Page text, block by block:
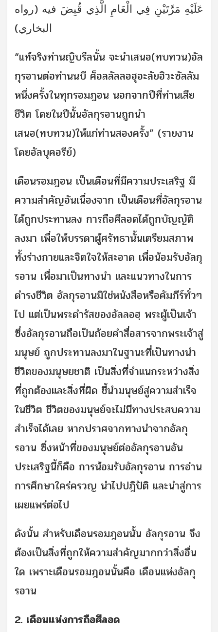
عَلَيْهِ مَرَّتَيْنِ فِي الْعَامِ الَّذِي قُبِضَ فيه (رواه
البخاري)
“แท้จริงท่านญิบรีลนั้น จะนำเสนอ(ทบทวน)อัล
กุรอานต่อท่านนบี ศ็อลลัลลอฮุอะลัยฮิวะซัลลัม
หนึ่งครั้งในทุกรอมฎอน นอกจากปีที่ท่านเสีย
ชีวิต โดยในปีนั้นอัลกุรอานถูกนำ
เสนอ(ทบทวน)ให้แก่ท่านสองครั้ง” (รายงาน
โดยอัลบุคอรีย์)
เดือนรอมฎอน เป็นเดือนที่มีความประเสริฐ มี
ความสำคัญอันเนื่องจาก เป็นเดือนที่อัลกุรอาน
ได้ถูกประทานลง การถือศีลอดได้ถูกบัญญัติ
ลงมา เพื่อให้บรรดาผู้ศรัทธานั้นเตรียมสภาพ
ทั้งร่างกายและจิตใจให้สะอาด เพื่อน้อมรับอัลกุ
รอาน เพื่อมาเป็นทางนำ และแนวทางในการ
ดำรงชีวิต อัลกุรอานมิใช่หนังสือหรือคัมภีร์ทั่วๆ
ไป แต่เป็นพระดำรัสของอัลลอฮฺ พระผู้เป็นเจ้า
ซึ่งอัลกุรอานถือเป็นถ้อยคำสื่อสารจากพระเจ้าสู่
มนุษย์ ถูกประทานลงมาในฐานะที่เป็นทางนำ
ชีวิตของมนุษยชาติ เป็นสิ่งที่จำแนกระหว่างสิ่ง
ที่ถูกต้องและสิ่งที่ผิด ชี้นำมนุษย์สู่ความสำเร็จ
ในชีวิต ชีวิตของมนุษย์จะไม่มีทางประสบความ
สำเร็จได้เลย หากปราศจากทางนำจากอัลกุ
รอาน ซึ่งหน้าที่ของมนุษย์ต่ออัลกุรอานอัน
ประเสริฐนี้ก็คือ การน้อมรับอัลกุรอาน การอ่าน
การศึกษาใคร่ครวญ นำไปปฎิปัติ และนำสู่การ
เผยแพร่ต่อไป
ดังนั้น สำหรับเดือนรอมฎอนนั้น อัลกุรอาน จึง
ต้องเป็นสิ่งที่ถูกให้ความสำคัญมากกว่าสิ่งอื่น
ใด เพราะเดือนรอมฎอนนั้นคือ เดือนแห่งอัลกุ
รอาน
2. เดือนแห่งการถือศีลอด